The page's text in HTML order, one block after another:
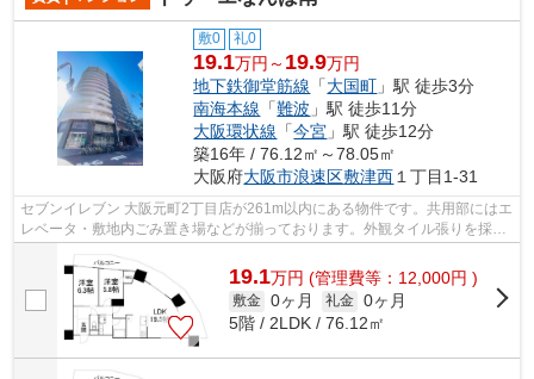
敷0 礼0
19.1万円～ 19.9万円
地下鉄御堂筋線 「大国町 」駅 徒歩3分
南海本線 「難波 」駅 徒歩11分
大阪環状線 「今宮 」駅 徒歩12分
築16年 / 76.12㎡～78.05㎡
大阪府大阪市浪速区敷津西 １丁目1-31
セブンイレブン 大阪元町2丁目店が261m以内にある物件です。共用部にはエ
レベータ・敷地内ごみ置き場などが揃っております。外観タイル張りを採用
し、素敵な見た目を演出します。こち...
19.1万円 (管理費等：12,000円 )
敷金 0ヶ月 礼金 0ヶ月
5階 / 2LDK / 76.12㎡